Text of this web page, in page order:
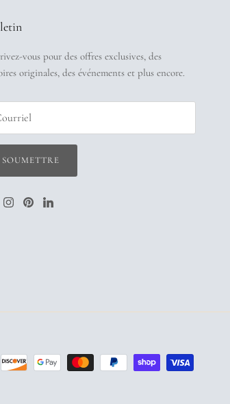
vous pour des offres exclusives, des
originales, des événements et plus encore.
SOUMETTRE